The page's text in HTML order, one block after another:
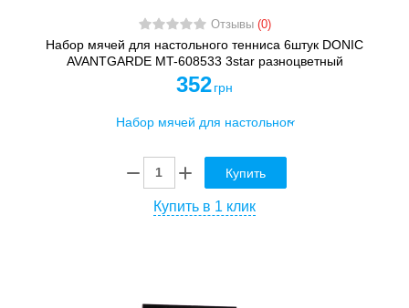
Отзывы (0)
Набор мячей для настольного тенниса 6штук DONIC
AVANTGARDE MT-608533 3star разноцветный
352 грн
Купить
Купить в 1 клик